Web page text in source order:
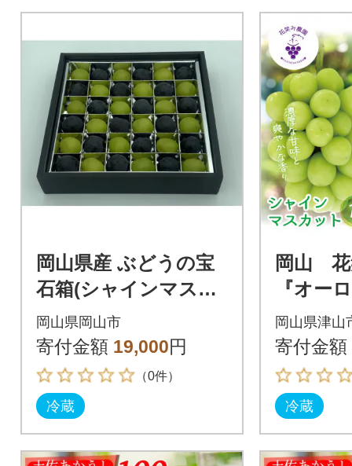
岡山県産 ぶどうの宝
石箱(シャインマスカ
ットとニューピオー
ネ又はオーロラブラ
ック)36粒
岡山県岡山市
寄付金額 19,000円
（0件）
冷蔵
岡山 花
『オー
シャイ
ト』
岡山県津山
寄付金額
冷蔵